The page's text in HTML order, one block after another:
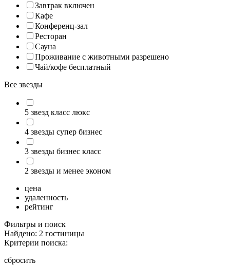
Завтрак включен
Кафе
Конференц-зал
Ресторан
Сауна
Проживание с животными разрешено
Чай/кофе бесплатный
Все звезды
5 звезд класс люкс
4 звезды супер бизнес
3 звезды бизнес класс
2 звезды и менее эконом
цена
удаленность
рейтинг
Фильтры и поиск
Найдено: 2 гостиницы
Критерии поиска:
сбросить